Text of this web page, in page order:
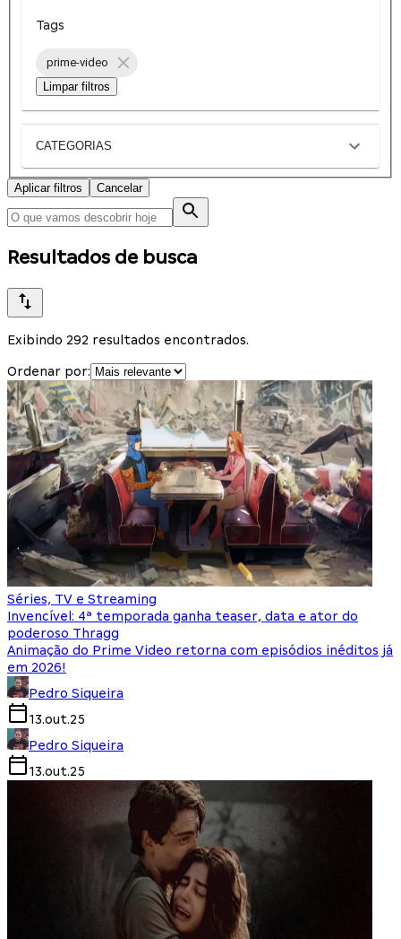
Tags
prime-video
Limpar filtros
CATEGORIAS
Aplicar filtros Cancelar
Resultados de busca
Exibindo 292 resultados encontrados.
Ordenar por:
Séries, TV e Streaming
Invencível: 4ª temporada ganha teaser, data e ator do
poderoso Thragg
Animação do Prime Video retorna com episódios inéditos já
em 2026!
Pedro Siqueira
13.out.25
Pedro Siqueira
13.out.25